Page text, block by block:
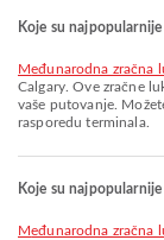
Koje su
Međunarodna zračna
Calgary. Ove zračne
vaše putovanje.
rasporedu terminala.
Koje su
Međunarodna zračna